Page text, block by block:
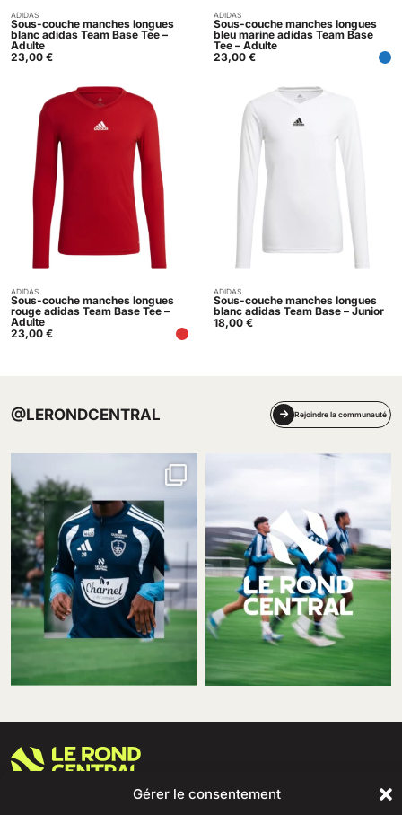
Gérer le consentement
Acheter
ADIDAS
Sous-couche manches longues
blanc adidas Team Base Tee –
Adulte
23,00 €
Acheter
ADIDAS
Sous-couche manches longues
bleu marine adidas Team Base
Tee – Adulte
23,00 €
Acheter
ADIDAS
Sous-couche manches longues
rouge adidas Team Base Tee –
Adulte
23,00 €
Acheter
ADIDAS
Sous-couche manches longues
blanc adidas Team Base – Junior
18,00 €
@LERONDCENTRAL Rejoindre la communauté
69 Rue Amiral Romain Desfosses,